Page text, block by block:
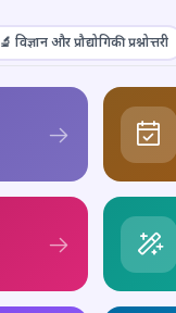
🔬 विज्ञान और प्रौद्योगिकी प्रश्नोत्तरी